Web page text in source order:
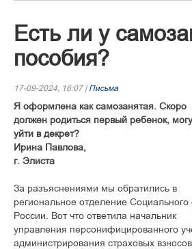
Есть ли у
пособия?
17-09-2024, 16:07 | Письма
Я оформлена как самозанятая. Скоро
должен родиться первый ребенок,
уйти в декрет?
Ирина Павлова,
г. Элиста
За разъяснениями мы обратились в
региональное отделение
России. Вот что ответила начальник
управления персонифицированного
администрирования страховых